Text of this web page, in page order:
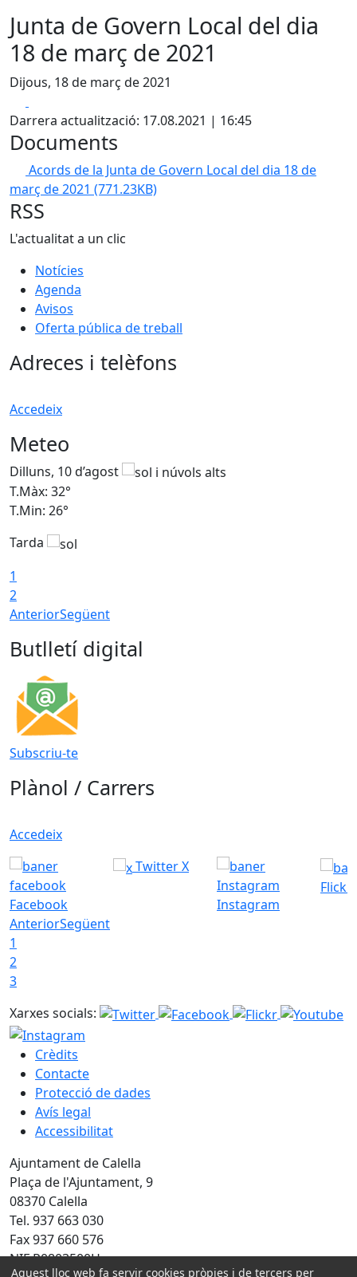
Junta de Govern Local del dia
18 de març de 2021
Dijous, 18 de març de 2021
Darrera actualització: 17.08.2021 | 16:45
Documents
Acords de la Junta de Govern Local del dia 18 de
març de 2021 (771.23KB)
RSS
L'actualitat a un clic
Notícies
Agenda
Avisos
Oferta pública de treball
Adreces i telèfons
Accedeix
Meteo
Dilluns, 10 d’agost
T.Màx: 32°
T.Min: 26°
Tarda
1
2
AnteriorSegüent
Butlletí digital
Subscriu-te
Plànol / Carrers
Accedeix
Facebook
Twitter X
Instagram
Flickr
AnteriorSegüent
1
2
3
Xarxes socials:
Crèdits
Contacte
Protecció de dades
Avís legal
Accessibilitat
Ajuntament de Calella
Plaça de l'Ajuntament, 9
08370 Calella
Tel. 937 663 030
Fax 937 660 576
NIF P0803500H
Aquest lloc web fa servir cookies pròpies i de tercers per